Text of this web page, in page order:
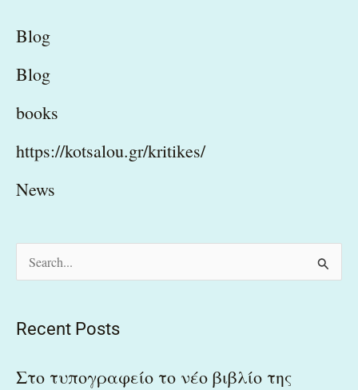
Blog
Blog
books
https://kotsalou.gr/kritikes/
News
c
Recent Posts
Στο τυπογραφείο το νέο βιβλίο της